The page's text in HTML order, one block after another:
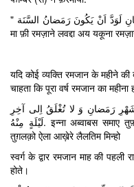
" لَوْ یَعْلَمُ الْعَبْدُ ما فِی رَمَضانِ لَوَدَّ اَنْ یَکُونَ رَمَضانُ السَّنَة लो यअलमुल अब्दो
मा फ़ी रमज़ाने लवद्दा अय यकूना
यदि कोई व्यक्ति रमजान के महीने
चाहता कि पूरा वर्ष रमजान का महीना
رَمَضانِ وَ لا تُغْلَقُ اِلی آخِرِ
لَیْلَةٍ مِنْهُ. इन्ना अब्वाबस समाए तुफ़्तहो फ़ी अव्वले लैलतिम मिन शहरे रमजाने वला
तुग़लक़ो ऐला आख़ेरे लैलतिम मिन्हो
स्वर्ग के द्वार रमजान माह की
होते।